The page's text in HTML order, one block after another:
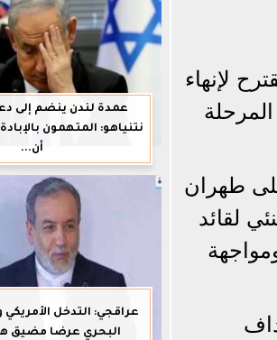
لإنهاء
طهران
لقائد
عمدة لندن ينضم إلى
نتنياهو: المتهمون
أن...
عراقجي: التدخل الأمريكي
البحري عرضا مضيق